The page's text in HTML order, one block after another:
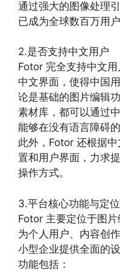
通过强大的图像处理
已成为全球数百万用
2.是否支持中文用户
Fotor 完全支持中文
中文界面，使得中国
论是基础的图片编辑
素材库，都可以通过
能够在没有语言障碍
此外，Fotor 还根据
置和用户界面，力求
操作方式。
3.平台核心功能与定位
Fotor 主要定位于图
为个人用户、内容创
小型企业提供全面的
功能包括：